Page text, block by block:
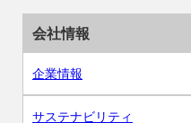
会社情報
企業情報
サステナビリティ